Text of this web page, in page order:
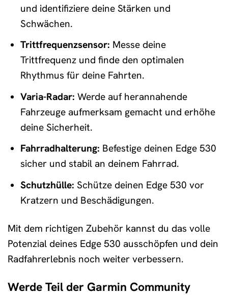
und identifiziere deine Stärken und
Schwächen.
Trittfrequenzsensor: Messe deine
Trittfrequenz und finde den optimalen
Rhythmus für deine Fahrten.
Varia-Radar: Werde auf herannahende
Fahrzeuge aufmerksam gemacht und erhöhe
deine Sicherheit.
Fahrradhalterung: Befestige deinen Edge 530
sicher und stabil an deinem Fahrrad.
Schutzhülle: Schütze deinen Edge 530 vor
Kratzern und Beschädigungen.
Mit dem richtigen Zubehör kannst du das volle
Potenzial deines Edge 530 ausschöpfen und dein
Radfahrerlebnis noch weiter verbessern.
Werde Teil der Garmin Community